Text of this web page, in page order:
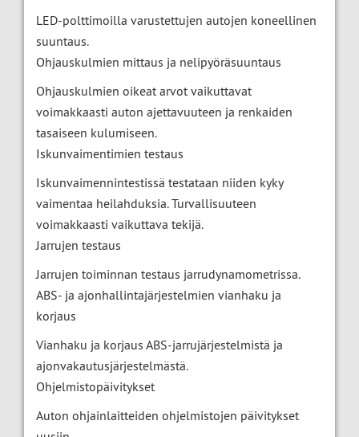
LED-polttimoilla varustettujen autojen koneellinen
suuntaus.
Ohjauskulmien mittaus ja nelipyöräsuuntaus
Ohjauskulmien oikeat arvot vaikuttavat
voimakkaasti auton ajettavuuteen ja renkaiden
tasaiseen kulumiseen.
Iskunvaimentimien testaus
Iskunvaimennintestissä testataan niiden kyky
vaimentaa heilahduksia. Turvallisuuteen
voimakkaasti vaikuttava tekijä.
Jarrujen testaus
Jarrujen toiminnan testaus jarrudynamometrissa.
ABS- ja ajonhallintajärjestelmien vianhaku ja
korjaus
Vianhaku ja korjaus ABS-jarrujärjestelmistä ja
ajonvakautusjärjestelmästä.
Ohjelmistopäivitykset
Auton ohjainlaitteiden ohjelmistojen päivitykset